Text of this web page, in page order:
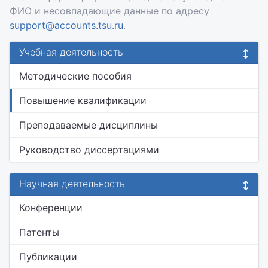
ФИО и несовпадающие данные по адресу
support@accounts.tsu.ru.
Учебная деятельность
Методические пособия
Повышение квалификации
Преподаваемые дисциплины
Руководство диссертациями
Научная деятельность
Конференции
Патенты
Публикации